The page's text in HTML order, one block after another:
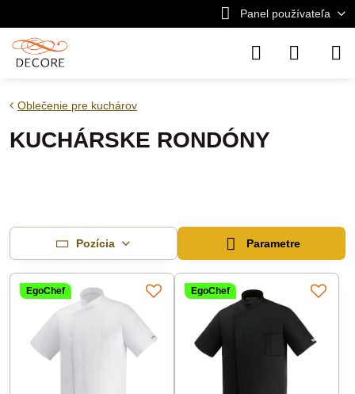
Panel používateľa
Oblečenie pre kuchárov
KUCHÁRSKE RONDÓNY
Pozícia Parametre
EgoChef EgoChef